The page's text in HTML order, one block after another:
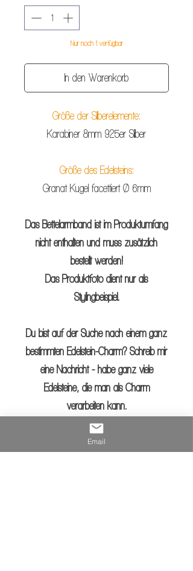
Nur noch 1 verfügbar
In den Warenkorb
Größe der Silberelemente:
Karabiner 8mm 925er Silber
Größe des Edelsteins:
Granat Kugel facettiert Ø 6mm
Das Bettelarmband ist im Produktumfang
nicht enthalten und muss zusätzlich
bestellt werden!
Das Produktfoto dient nur als
Stylingbeispiel.
Du bist auf der Suche nach einem ganz
bestimmten Edelstein-Charm? Schreib mir
eine Nachricht - habe ganz viele
Edelsteine, die man als Charm
verarbeiten kann.
Email